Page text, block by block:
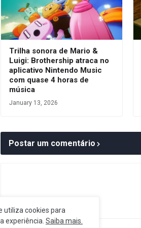
Trilha sonora de Mario &
Luigi: Brothership atraca no
aplicativo Nintendo Music
com quase 4 horas de
música
January 13, 2026
Postar um comentário
utiliza cookies para
experiência. Saiba mais.